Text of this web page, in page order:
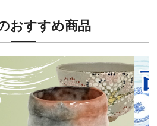
おすすめ商品